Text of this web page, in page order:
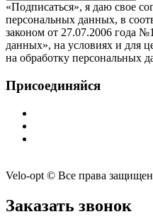
«Подписаться», я даю свое
персональных данных, в
законом от 27.07.2006 года
данных», на условиях и для
на обработку персональных
Присоединяйся
Velo-opt © Все права
Заказать звонок